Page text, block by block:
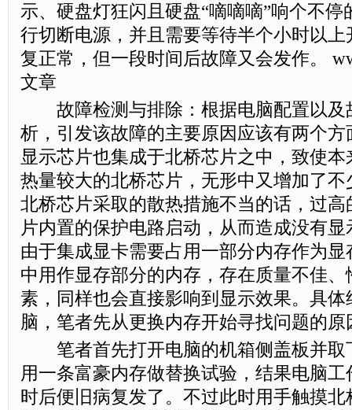
示、硬盘灯狂闪且硬盘“嘀嘀嘀”响个不停
行切断电源，并且需要等待半个小时以
复正常，但一段时间后故障又会发作。
文章
故障检测与排除：根据电脑配置以及
析，引发该故障的主要原因应该有两个
显示芯片也集成于北桥芯片之中，致使
热量较大的北桥芯片，无形中又增加了
北桥芯片采取的散热措施不当的话，过
片内置的保护电路启动，从而造成没有
由于集成显卡需要占用一部分内存作为
中用作显存部分的内存，存在质量不佳
素，同样也会直接影响到显示效果。具
脑，笔者先从更换内存开始寻找问题的原
笔者首先打开电脑的机箱侧盖板并取
用一条富豪内存做替换试验，结果电脑
时后便旧病复发了。不过此时用手触摸